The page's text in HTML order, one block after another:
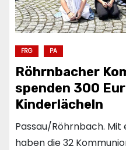
FRG PA
Röhrnbacher
spenden 300
Kinderlächeln
Passau/Röhrnbach. Mit
haben die 32